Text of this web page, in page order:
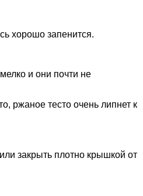
хорошо запенится.
и они почти не
ржаное тесто очень липнет к
закрыть плотно крышкой от